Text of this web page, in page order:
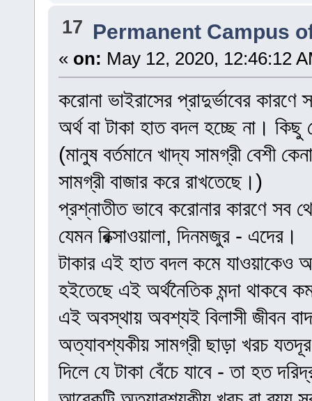
17 Permanent Campus
« on: May 12, 2020, 12:46:12
করোনা ভাইরাসের প্রাদুর্ভাবের
অর্থ বা টাকা হাত বদল হচ্ছে না।
(মানুষ বর্তমানে খাদ্য সামগ্রী বেশী
সামগ্রী বাজার করে রাখতেছে।)
প্রশ্নাতীত ভাবে করোনার কারণে সব
যেমন রিক্সাওয়ালা, দিনমজুর - এদের।
টাকার এই হাত বদল কমে যাওয়াকেও
হইতেছে এই অর্থনৈতিক মন্দা থাকবে
এই অবস্থায় অবশ্যই বিলাসী জীবন
অত্যাবশ্যকীয় সামগ্রী ছাড়া খরচ
দিলে যে টাকা বেঁচে যাবে - তা হত